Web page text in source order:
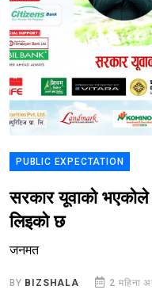
PUBLIC EXPECTATION
सरकार यूवाको
लिइको छ
जनमत
BY BIZSHALA 2 महिना